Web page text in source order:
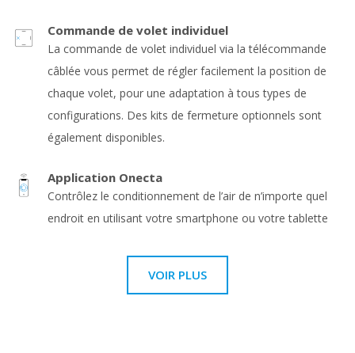
Commande de volet individuel
La commande de volet individuel via la télécommande
câblée vous permet de régler facilement la position de
chaque volet, pour une adaptation à tous types de
configurations. Des kits de fermeture optionnels sont
également disponibles.
Application Onecta
Contrôlez le conditionnement de l’air de n’importe quel
endroit en utilisant votre smartphone ou votre tablette
VOIR PLUS